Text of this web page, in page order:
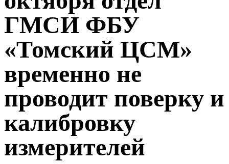
ГМСИ ФБУ
«Томский ЦСМ»
временно не
проводит поверку и
калибровку
измерителей